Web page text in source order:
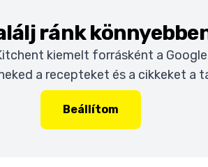
ránk
kiemelt forrásként a
a recepteket és a cikkeket a
Beállítom